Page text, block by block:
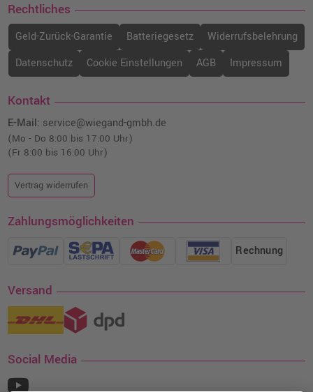
Rechtliches
Geld-Zurück-Garantie Batteriegesetz
Widerrufsbelehrung
Datenschutz
Cookie Einstellungen AGB Impressum
Kontakt
E-Mail: service@wiegand-gmbh.de
(Mo - Do 8:00 bis 17:00 Uhr)
(Fr 8:00 bis 16:00 Uhr)
Vertrag widerrufen
Zahlungsmöglichkeiten
Rechnung
Versand
Social Media